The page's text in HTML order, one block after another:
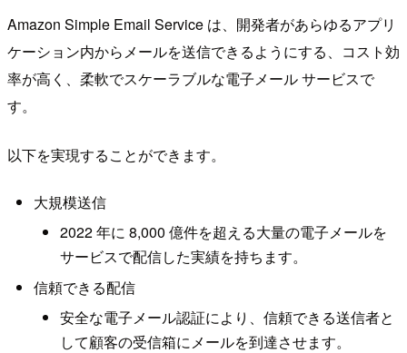
Amazon Simple Email Service は、開発者があらゆるアプリ
ケーション内からメールを送信できるようにする、コスト効
率が高く、柔軟でスケーラブルな電子メール サービスで
す。
以下を実現することができます。
大規模送信
2022 年に 8,000 億件を超える大量の電子メールを
サービスで配信した実績を持ちます。
信頼できる配信
安全な電子メール認証により、信頼できる送信者と
して顧客の受信箱にメールを到達させます。